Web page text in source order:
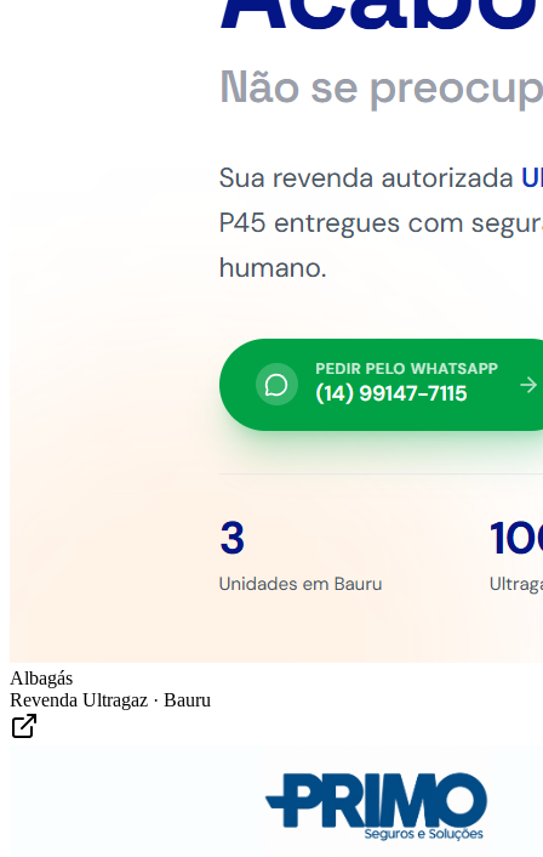
Albagás
Revenda Ultragaz · Bauru